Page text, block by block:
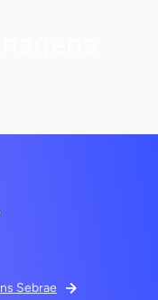
Sebrae